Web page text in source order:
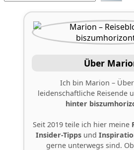
Über
Ich bin Marion –
leidenschaftliche Reisende
hinter
Seit 2019 teile ich hier meine
Insider-Tippsund
gerne unterwegs sind. Ob